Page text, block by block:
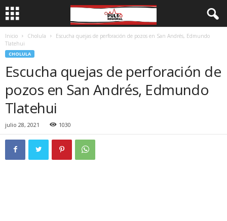
Inicio Cholula
Escucha quejas de perforación de pozos en San Andrés, Edmundo
Tlatehui
CHOLULA
Escucha quejas de perforación de
pozos en San Andrés, Edmundo
Tlatehui
julio 28, 2021 1030